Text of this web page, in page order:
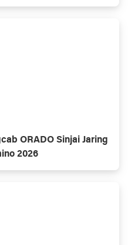
ORADO Sinjai Jaring
2026